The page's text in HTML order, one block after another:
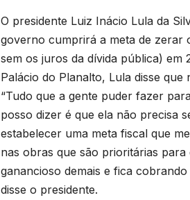
O presidente Luiz Inácio Lula da
governo cumprirá a meta de zerar
sem os juros da dívida pública) em
Palácio do Planalto, Lula disse
“Tudo que a gente puder fazer
posso dizer é que ela não precisa
estabelecer uma meta fiscal que
nas obras que são prioritárias
ganancioso demais e fica
disse o presidente.